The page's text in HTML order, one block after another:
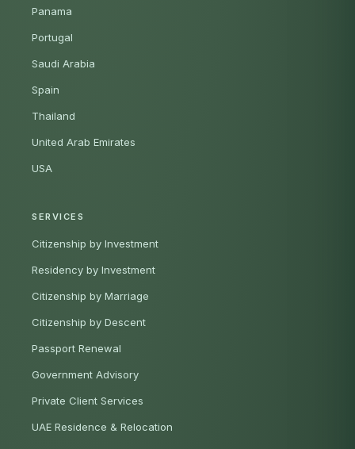
Panama
Portugal
Saudi Arabia
Spain
Thailand
United Arab Emirates
USA
SERVICES
Citizenship by Investment
Residency by Investment
Citizenship by Marriage
Citizenship by Descent
Passport Renewal
Government Advisory
Private Client Services
UAE Residence & Relocation